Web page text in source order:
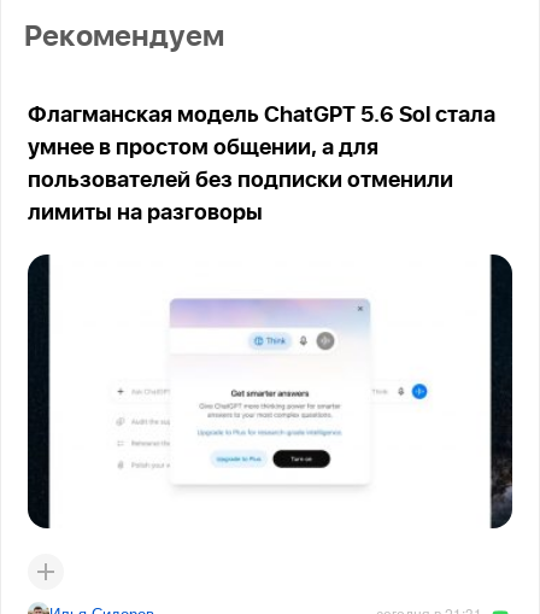
Рекомендуем
Флагманская модель ChatGPT 5.6 Sol стала
умнее в простом общении, а для
пользователей без подписки отменили
лимиты на разговоры